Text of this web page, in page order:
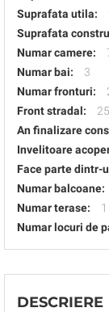
Suprafata utila:
Suprafata
Numar camere:
Numar bai:
3
Numar fronturi:
Front stradal:
An finalizare
Invelitoare
Face parte dintr-
Numar balcoane:
Numar terase:
1
Numar locuri de
DESCRIERE